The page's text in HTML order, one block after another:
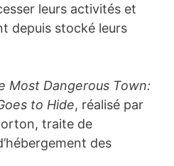
leurs activités et
depuis stocké leurs
Most Dangerous Town:
to Hide, réalisé par
traite de
des